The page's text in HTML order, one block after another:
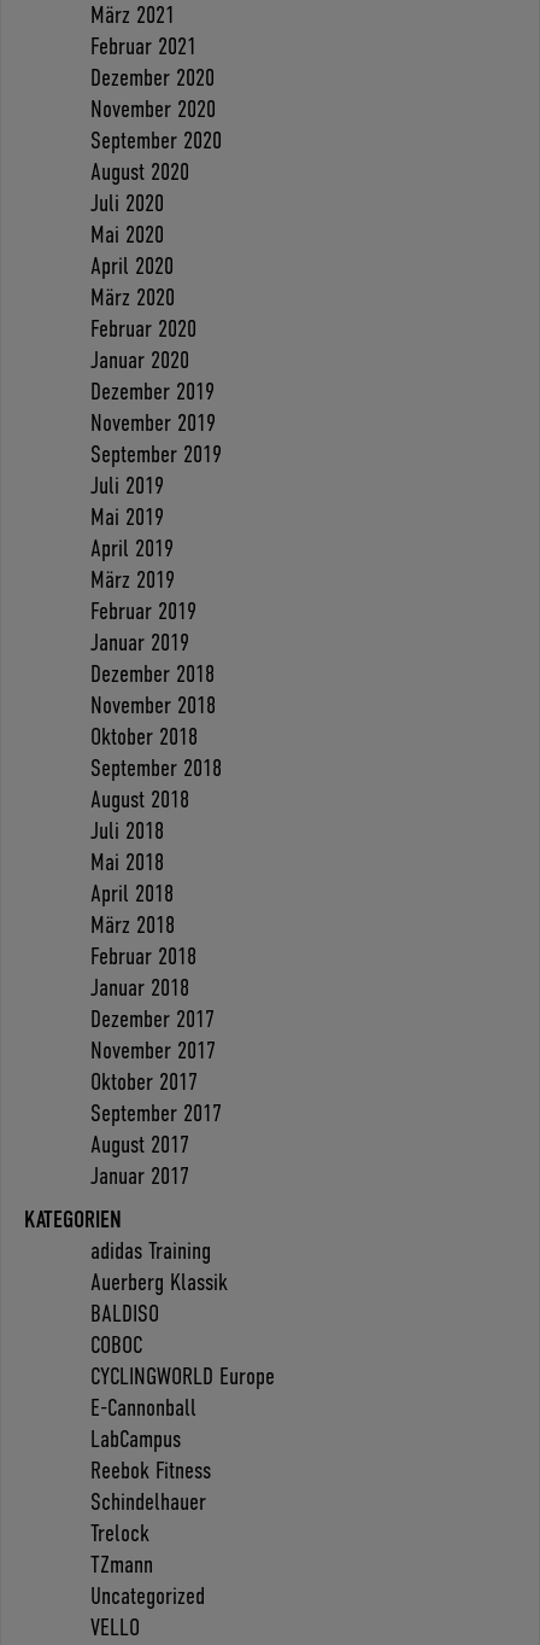
März 2021
Februar 2021
Dezember 2020
November 2020
September 2020
August 2020
Juli 2020
Mai 2020
April 2020
März 2020
Februar 2020
Januar 2020
Dezember 2019
November 2019
September 2019
Juli 2019
Mai 2019
April 2019
März 2019
Februar 2019
Januar 2019
Dezember 2018
November 2018
Oktober 2018
September 2018
August 2018
Juli 2018
Mai 2018
April 2018
März 2018
Februar 2018
Januar 2018
Dezember 2017
November 2017
Oktober 2017
September 2017
August 2017
Januar 2017
KATEGORIEN
adidas Training
Auerberg Klassik
BALDISO
COBOC
CYCLINGWORLD Europe
E-Cannonball
LabCampus
Reebok Fitness
Schindelhauer
Trelock
TZmann
Uncategorized
VELLO